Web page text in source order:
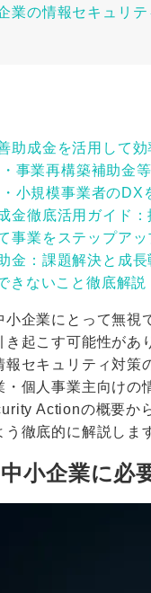
業の情報セキュリテ
助成金を活用して
事業再構築補助金
小規模事業者の
金徹底活用ガイド
事業をステップア
金：課題解決と成長
きないこと徹底解
企業にとって無視
起こす可能性があ
セキュリティ対
個人事業主向け
Actionの概要か
徹底的に解説しま
小企業に必